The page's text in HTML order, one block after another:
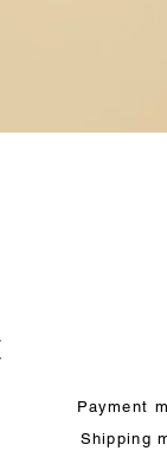
Payment
Shipping